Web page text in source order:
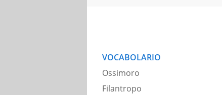
VOCABOLARIO
Ossimoro
Filantropo